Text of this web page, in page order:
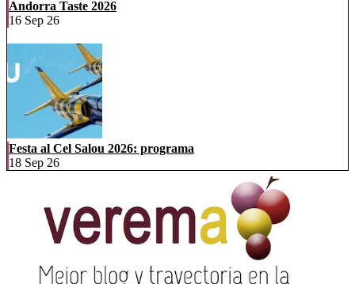
Andorra Taste 2026
16 Sep 26
Festa al Cel Salou 2026: programa
18 Sep 26